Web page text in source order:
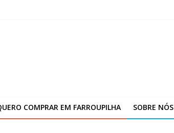
COMPRAR EM FARROUPILHA SOBRE NÓS